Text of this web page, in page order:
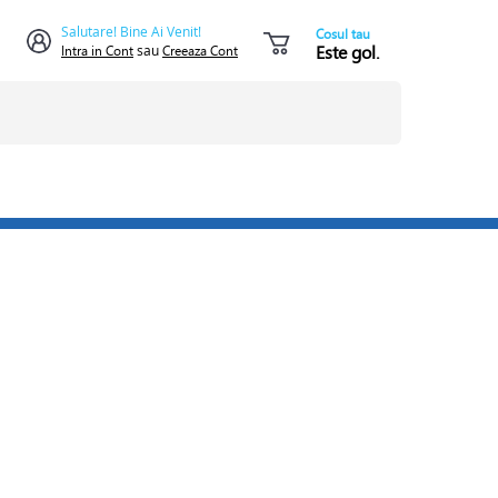
Salutare! Bine Ai Venit!
Intra in ContsauCreeaza Cont
Cosul tau
Este gol.